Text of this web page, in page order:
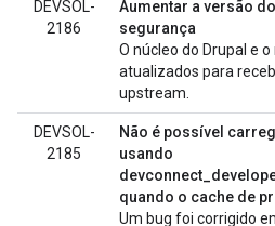
DEVSOL-
2186
Aumentar a versão
segurança
O núcleo do Drupal e
atualizados para
upstream.
DEVSOL-
2185
Não é possível
usando
quando o cache de
Um bug foi corrigido